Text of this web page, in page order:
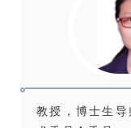
教授，博士生